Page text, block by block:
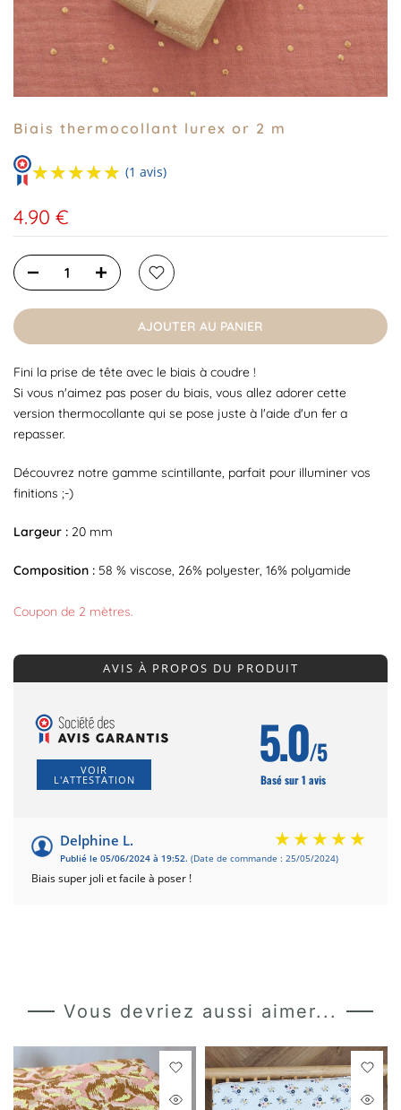
Biais thermocollant lurex or 2 m
★★★★★
★★★★★ (1 avis)
4.90 €
AJOUTER AU PANIER
Fini la prise de tête avec le biais à coudre !
Si vous n'aimez pas poser du biais, vous allez adorer cette
version thermocollante qui se pose juste à l'aide d'un fer a
repasser.
Découvrez notre gamme scintillante, parfait pour illuminer vos
finitions ;-)
Largeur : 20 mm
Composition : 58 % viscose, 26% polyester, 16% polyamide
Coupon de 2 mètres.
AVIS À PROPOS DU PRODUIT
VOIR
L'ATTESTATION
5.0/5
Basé sur 1 avis
Delphine L.
Publié le 05/06/2024 à 19:52. (Date de commande : 25/05/2024)
Biais super joli et facile à poser !
Vous devriez aussi aimer...